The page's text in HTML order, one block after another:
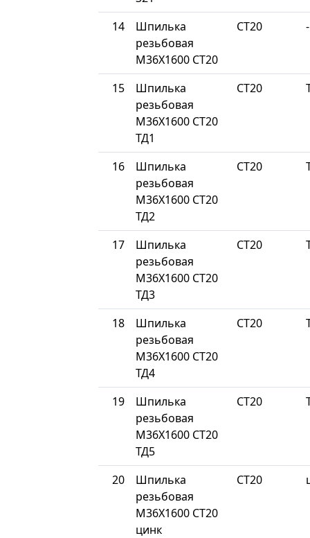
14
Шпилька
резьбовая
М36Х1600 СТ20
СТ20 -
15
Шпилька
резьбовая
М36Х1600 СТ20
ТД1
СТ20
16
Шпилька
резьбовая
М36Х1600 СТ20
ТД2
СТ20
17
Шпилька
резьбовая
М36Х1600 СТ20
ТД3
СТ20
18
Шпилька
резьбовая
М36Х1600 СТ20
ТД4
СТ20
19
Шпилька
резьбовая
М36Х1600 СТ20
ТД5
СТ20
20
Шпилька
резьбовая
М36Х1600 СТ20
цинк
СТ20